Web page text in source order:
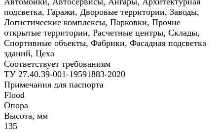
подсветка, Гаражи, Дворовые территории, Заводы,
Логистические комплексы, Парковки, Прочие
открытые территории, Расчетные центры, Склады,
Спортивные объекты, Фабрики, Фасадная подсветка
зданий, Цеха
Соответствует требованиям
ТУ 27.40.39-001-19591883-2020
Примечания для паспорта
Flood
Опора
Высота, мм
135